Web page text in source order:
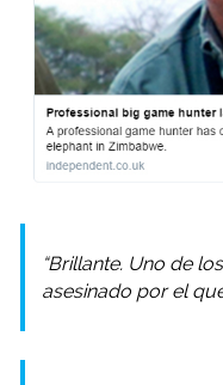
“Brillante. Uno de
asesinado por el